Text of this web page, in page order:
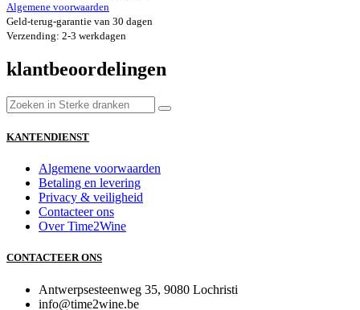
Algemene voorwaarden
Geld-terug-garantie van 30 dagen
Verzending: 2-3 werkdagen
klantbeoordelingen
KANTENDIENST
Algemene voorwaarden
Betaling en levering
Privacy & veiligheid
Contacteer ons
Over Time2Wine
CONTACTEER ONS
Antwerpsesteenweg 35, 9080 Lochristi
info@time2wine.be